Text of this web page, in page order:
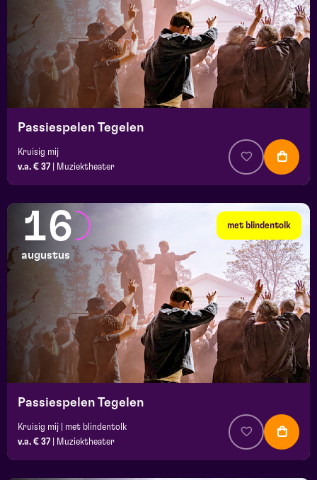
Passiespelen Tegelen
Kruisig mij
v.a. € 37
Muziektheater
met blindentolk
16
augustus
Passiespelen Tegelen
Kruisig mij | met blindentolk
v.a. € 37
Muziektheater